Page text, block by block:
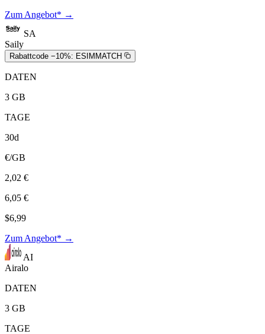
Zum Angebot* →
SA
Saily
Rabattcode −10%: ESIMMATCH
DATEN
3 GB
TAGE
30d
€/GB
2,02 €
6,05 €
$6,99
Zum Angebot* →
AI
Airalo
DATEN
3 GB
TAGE